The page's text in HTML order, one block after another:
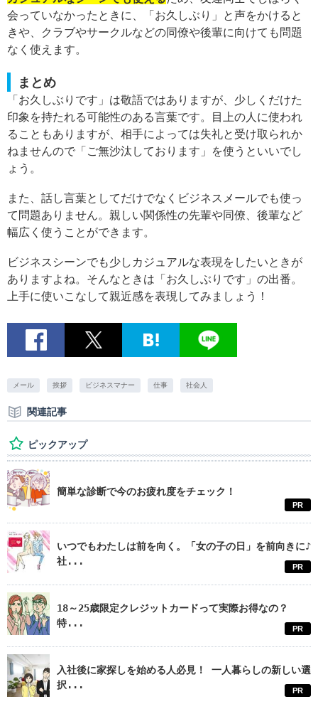
会っていなかったときに、「お久しぶり」と声をかけると
きや、クラブやサークルなどの同僚や後輩に向けても問題
なく使えます。
まとめ
「お久しぶりです」は敬語ではありますが、少しくだけた
印象を持たれる可能性のある言葉です。目上の人に使われ
ることもありますが、相手によっては失礼と受け取られか
ねませんので「ご無沙汰しております」を使うといいでし
ょう。
また、話し言葉としてだけでなくビジネスメールでも使っ
て問題ありません。親しい関係性の先輩や同僚、後輩など
幅広く使うことができます。
ビジネスシーンでも少しカジュアルな表現をしたいときが
ありますよね。そんなときは「お久しぶりです」の出番。
上手に使いこなして親近感を表現してみましょう！
メール 挨拶 ビジネスマナー 仕事 社会人
関連記事
ピックアップ
簡単な診断で今のお疲れ度をチェック！
PR
いつでもわたしは前を向く。「女の子の日」を前向きに♪
社...
PR
18～25歳限定クレジットカードって実際お得なの？
特...
PR
入社後に家探しを始める人必見！ 一人暮らしの新しい選
択...
PR